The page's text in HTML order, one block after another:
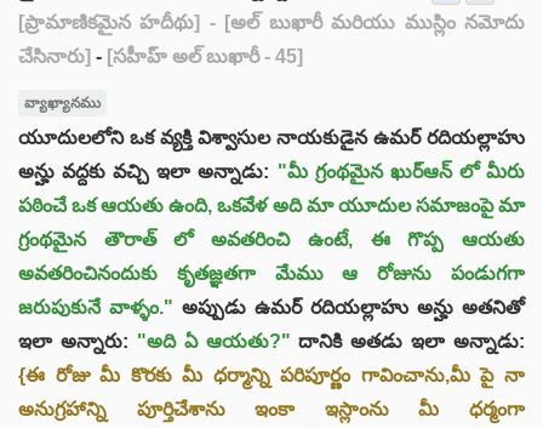
[ప్రామాణికమైన హదీథు] - [అల్ బుఖారీ మరియు ముస్లిం నమోదు
చేసినారు] - [సహీహ్ అల్ బుఖారీ - 45]
వ్యాఖ్యానము
యూదులలోని ఒక వ్యక్తి విశ్వాసుల నాయకుడైన ఉమర్ రదియల్లాహు
అన్హు వద్దకు వచ్చి ఇలా అన్నాడు: "మీ గ్రంథమైన ఖుర్ఆన్ లో మీరు
పఠించే ఒక ఆయతు ఉంది, ఒకవేళ అది మా యూదుల సమాజంపై మా
గ్రంథమైన తౌరాత్ లో అవతరించి ఉంటే, ఈ గొప్ప ఆయతు
అవతరించినందుకు కృతజ్ఞతగా మేము ఆ రోజును పండుగగా
జరుపుకునే వాళ్ళం." అప్పుడు ఉమర్ రదియల్లాహు అన్హు అతనితో
ఇలా అన్నారు: "అది ఏ ఆయతు?" దానికి అతడు ఇలా అన్నాడు:
{ఈ రోజు మీ కొరకు మీ ధర్మాన్ని పరిపూర్ణం గావించాను,మీ పై నా
అనుగ్రహాన్ని పూర్తిచేశాను ఇంకా ఇస్లాంను మీ ధర్మంగా